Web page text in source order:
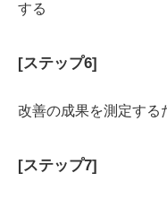
する
[ステップ6]
改善の成果を測定する
[ステップ7]